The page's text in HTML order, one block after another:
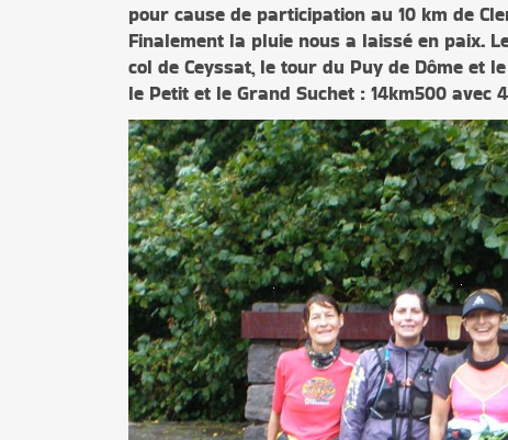
pour cause de participation au 10 km de
Finalement la pluie nous a laissé en paix.
col de Ceyssat, le tour du Puy de Dôme et
le Petit et le Grand Suchet : 14km500 avec